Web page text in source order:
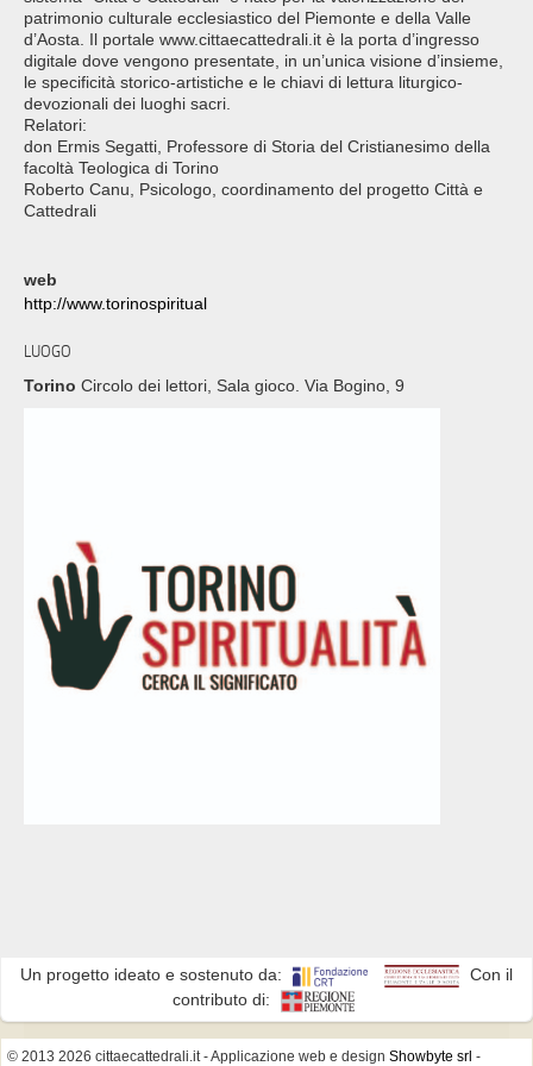
patrimonio culturale ecclesiastico del Piemonte e della Valle
d’Aosta. Il portale www.cittaecattedrali.it è la porta d’ingresso
digitale dove vengono presentate, in un’unica visione d’insieme,
le specificità storico-artistiche e le chiavi di lettura liturgico-
devozionali dei luoghi sacri.
Relatori:
don Ermis Segatti, Professore di Storia del Cristianesimo della
facoltà Teologica di Torino
Roberto Canu, Psicologo, coordinamento del progetto Città e
Cattedrali
web
http://www.torinospiritual
LUOGO
Torino Circolo dei lettori, Sala gioco. Via Bogino, 9
Un progetto ideato e sostenuto da:
Con il
contributo di:
© 2013 2026 cittaecattedrali.it- Applicazione web e design Showbyte srl -